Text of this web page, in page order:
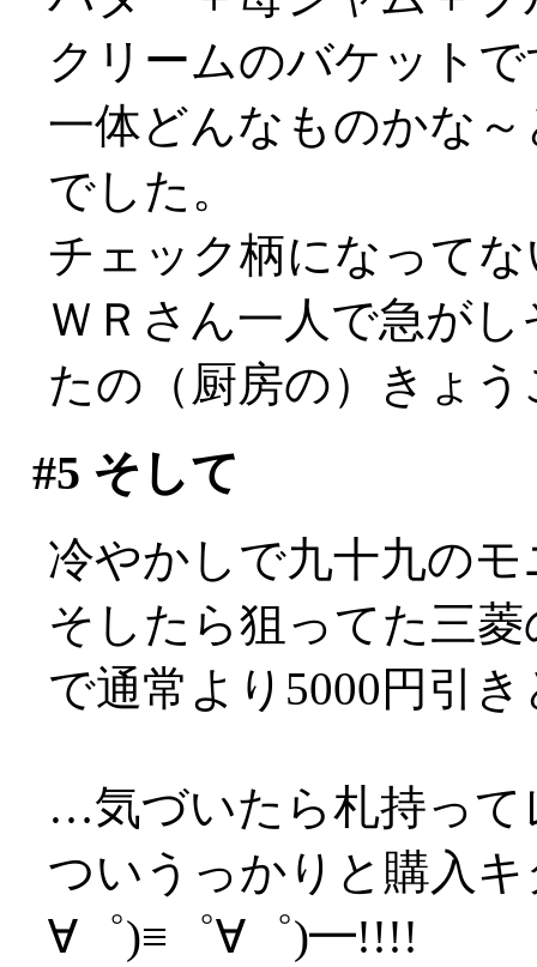
クリームのバケット
一体どんなものかな
でした。
チェック柄になって
ＷＲさん一人で急が
たの（厨房の）きょ
#5 そして
冷やかしで九十九の
そしたら狙ってた三
で通常より5000円引
…気づいたら札持って
ついうっかりと購入
∀゜)≡゜∀゜)━!!!!